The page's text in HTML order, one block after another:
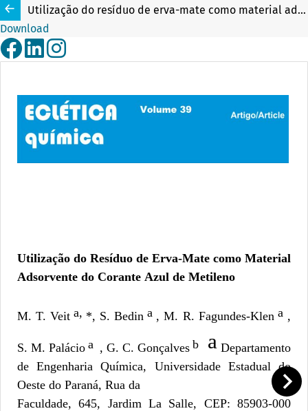
Utilização do resíduo de erva-mate como material adsorvente do corante azul de metileno
Download